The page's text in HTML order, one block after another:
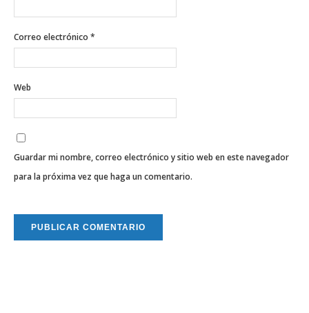
Correo electrónico *
Web
Guardar mi nombre, correo electrónico y sitio web en este navegador
para la próxima vez que haga un comentario.